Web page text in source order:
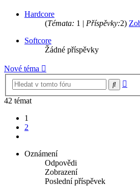
Hardcore
(Témata: 1 | Příspěvky:2)
Softcore
Žádné příspěvky
Nové téma
Hledat
42 témat
1
2
Oznámení
Odpovědi
Zobrazení
Poslední příspěvek